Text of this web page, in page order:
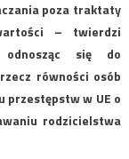
poza traktaty
– twierdzi
odnosząc się do
równości osób
przestępstw w UE o
rodzicielstwa